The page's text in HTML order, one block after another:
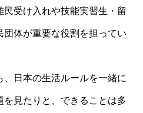
受け入れや技能実習生・留
体が重要な役割を担ってい
日本の生活ルールを一緒に
見たりと、できることは多